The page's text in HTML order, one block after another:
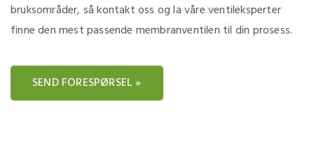
bruksområder, så kontakt oss og la våre ventileksperter
finne den mest passende membranventilen til din prosess.
SEND FORESPØRSEL »